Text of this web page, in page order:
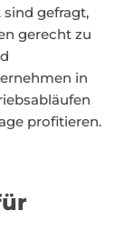
gefragt,
gerecht zu
in
profitieren.